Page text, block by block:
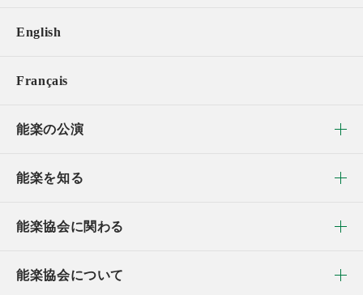
English
Français
能楽の公演
能楽を知る
能楽協会に関わる
能楽協会について